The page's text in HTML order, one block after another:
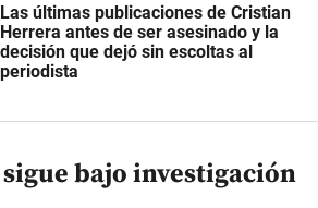
Las últimas publicaciones de Cristian
Herrera antes de ser asesinado y la
decisión que dejó sin escoltas al
periodista
sigue bajo investigación